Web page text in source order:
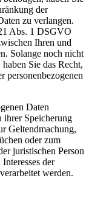
der
zu verlangen.
Abs. 1 DSGVO
Ihren und
Solange noch nicht
Sie das Recht,
personenbezogenen
Daten
ihrer Speicherung
Geltendmachung,
oder zum
juristischen Person
der
werden.